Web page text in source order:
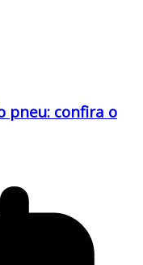
pneu: confira o